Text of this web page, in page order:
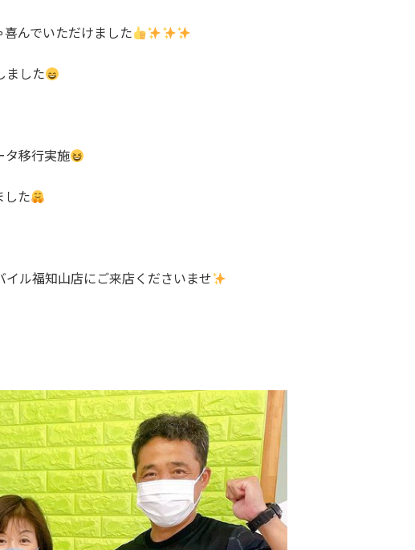
んでいただけました
ました
タ移行実施
した
ル福知山店にご来店くださいませ